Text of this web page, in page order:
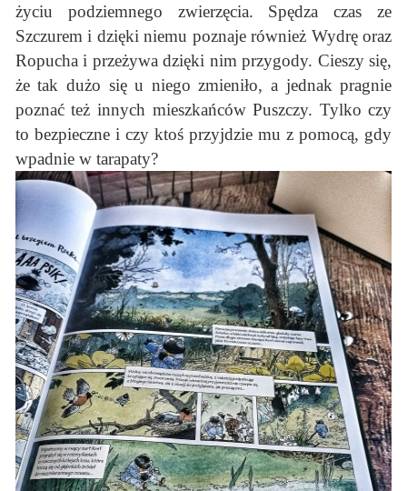
życiu podziemnego zwierzęcia. Spędza czas ze
Szczurem i dzięki niemu poznaje również Wydrę oraz
Ropucha i przeżywa dzięki nim przygody. Cieszy się,
że tak dużo się u niego zmieniło, a jednak pragnie
poznać też innych mieszkańców Puszczy. Tylko czy
to bezpieczne i czy ktoś przyjdzie mu z pomocą, gdy
wpadnie w tarapaty?